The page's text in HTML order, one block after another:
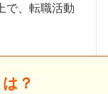
で、転職活動
？